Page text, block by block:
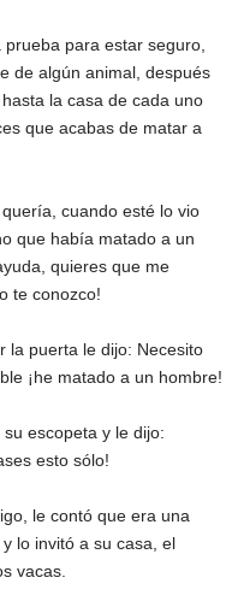
para estar seguro,
de algún animal, después
la casa de cada uno
que acabas de matar a
cuando esté lo vio
que había matado a un
quieres que me
te conozco!
la puerta le dijo: Necesito
¡he matado a un hombre!
escopeta y le dijo:
esto sólo!
le contó que era una
lo invitó a su casa, el
vacas.